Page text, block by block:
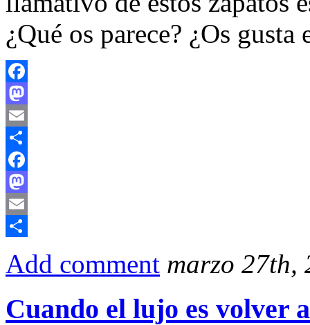
¿Qué os parece? ¿Os
Facebook
Mastodon
Email
Compartir
Facebook
Mastodon
Email
Add comment marzo 27th,
Cuando el lujo es volver